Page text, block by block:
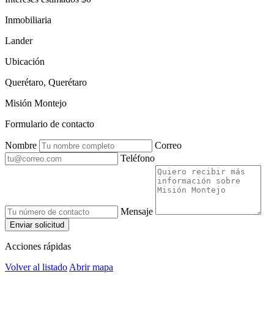
Inmobiliaria
Lander
Ubicación
Querétaro, Querétaro
Misión Montejo
Formulario de contacto
Nombre
Correo
Teléfono
Mensaje
Enviar solicitud
Acciones rápidas
Volver al listado Abrir mapa